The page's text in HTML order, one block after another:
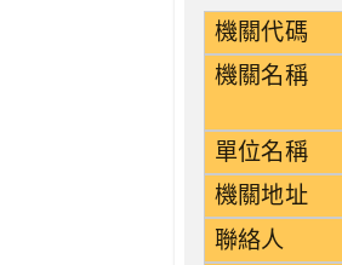
機關代碼
機關名稱
單位名稱
機關地址
聯絡人